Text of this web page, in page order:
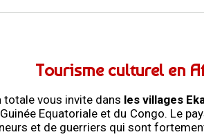
Tourisme culturel en
vous invite dans les villages
Equatoriale et du Congo. Le
et de guerriers qui sont